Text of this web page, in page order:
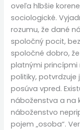
oveľa hlbšie
sociologické.
rozumu, že dané
spoločný pocit,
spoločné dobro,
platnými princípmi
politiky, potvrdzuje
posúva vpred.
náboženstva a na
náboženstvo
pojem „osoba“.